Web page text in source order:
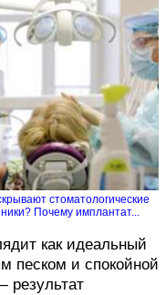
стоматологические
Почему имплантат...
как идеальный
песком и спокойной
результат